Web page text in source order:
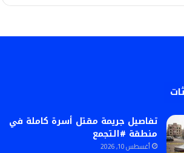
تفاصيل جريمة مقتل أسرة كاملة في
منطقة #التجمع
أغسطس 10, 2026